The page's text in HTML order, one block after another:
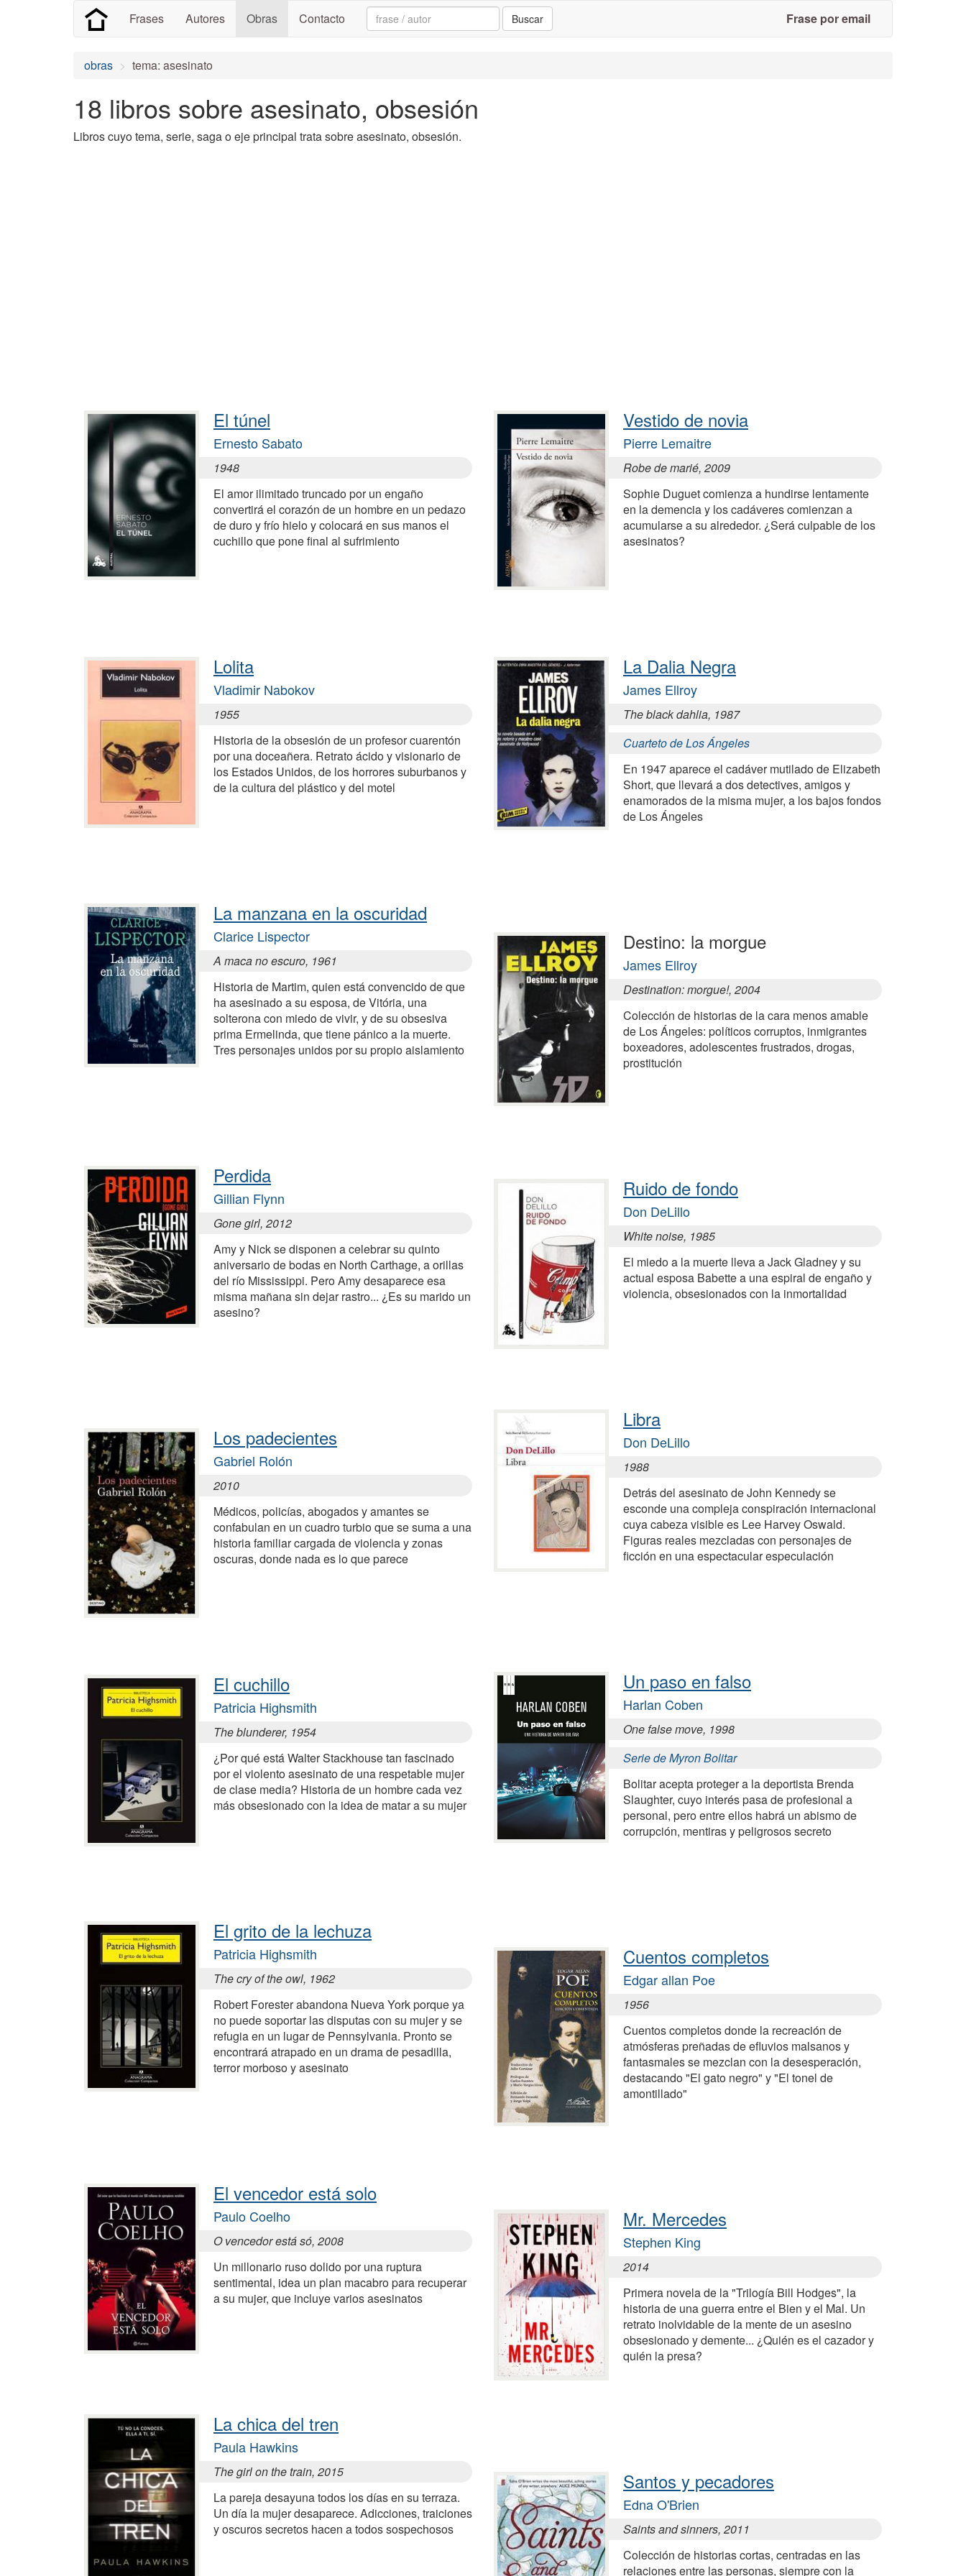
Frases Autores Obras Contacto Search: Buscar Frase por email
obras tema: asesinato
18 libros sobre asesinato, obsesión
Libros cuyo tema, serie, saga o eje principal trata sobre asesinato, obsesión.
El túnel
Ernesto Sabato
1948
El amor ilimitado truncado por un engaño
convertirá el corazón de un hombre en un pedazo
de duro y frío hielo y colocará en sus manos el
cuchillo que pone final al sufrimiento
Lolita
Vladimir Nabokov
1955
Historia de la obsesión de un profesor cuarentón
por una doceañera. Retrato ácido y visionario de
los Estados Unidos, de los horrores suburbanos y
de la cultura del plástico y del motel
La manzana en la oscuridad
Clarice Lispector
A maca no escuro, 1961
Historia de Martim, quien está convencido de que
ha asesinado a su esposa, de Vitória, una
solterona con miedo de vivir, y de su obsesiva
prima Ermelinda, que tiene pánico a la muerte.
Tres personajes unidos por su propio aislamiento
Perdida
Gillian Flynn
Gone girl, 2012
Amy y Nick se disponen a celebrar su quinto
aniversario de bodas en North Carthage, a orillas
del río Mississippi. Pero Amy desaparece esa
misma mañana sin dejar rastro... ¿Es su marido un
asesino?
Los padecientes
Gabriel Rolón
2010
Médicos, policías, abogados y amantes se
confabulan en un cuadro turbio que se suma a una
historia familiar cargada de violencia y zonas
oscuras, donde nada es lo que parece
El cuchillo
Patricia Highsmith
The blunderer, 1954
¿Por qué está Walter Stackhouse tan fascinado
por el violento asesinato de una respetable mujer
de clase media? Historia de un hombre cada vez
más obsesionado con la idea de matar a su mujer
El grito de la lechuza
Patricia Highsmith
The cry of the owl, 1962
Robert Forester abandona Nueva York porque ya
no puede soportar las disputas con su mujer y se
refugia en un lugar de Pennsylvania. Pronto se
encontrará atrapado en un drama de pesadilla,
terror morboso y asesinato
El vencedor está solo
Paulo Coelho
O vencedor está só, 2008
Un millonario ruso dolido por una ruptura
sentimental, idea un plan macabro para recuperar
a su mujer, que incluye varios asesinatos
La chica del tren
Paula Hawkins
The girl on the train, 2015
La pareja desayuna todos los días en su terraza.
Un día la mujer desaparece. Adicciones, traiciones
y oscuros secretos hacen a todos sospechosos
Vestido de novia
Pierre Lemaitre
Robe de marié, 2009
Sophie Duguet comienza a hundirse lentamente
en la demencia y los cadáveres comienzan a
acumularse a su alrededor. ¿Será culpable de los
asesinatos?
La Dalia Negra
James Ellroy
The black dahlia, 1987
Cuarteto de Los Ángeles
En 1947 aparece el cadáver mutilado de Elizabeth
Short, que llevará a dos detectives, amigos y
enamorados de la misma mujer, a los bajos fondos
de Los Ángeles
Destino: la morgue
James Ellroy
Destination: morgue!, 2004
Colección de historias de la cara menos amable
de Los Ángeles: políticos corruptos, inmigrantes
boxeadores, adolescentes frustrados, drogas,
prostitución
Ruido de fondo
Don DeLillo
White noise, 1985
El miedo a la muerte lleva a Jack Gladney y su
actual esposa Babette a una espiral de engaño y
violencia, obsesionados con la inmortalidad
Libra
Don DeLillo
1988
Detrás del asesinato de John Kennedy se
esconde una compleja conspiración internacional
cuya cabeza visible es Lee Harvey Oswald.
Figuras reales mezcladas con personajes de
ficción en una espectacular especulación
Un paso en falso
Harlan Coben
One false move, 1998
Serie de Myron Bolitar
Bolitar acepta proteger a la deportista Brenda
Slaughter, cuyo interés pasa de profesional a
personal, pero entre ellos habrá un abismo de
corrupción, mentiras y peligrosos secreto
Cuentos completos
Edgar allan Poe
1956
Cuentos completos donde la recreación de
atmósferas preñadas de efluvios malsanos y
fantasmales se mezclan con la desesperación,
destacando "El gato negro" y "El tonel de
amontillado"
Mr. Mercedes
Stephen King
2014
Primera novela de la "Trilogía Bill Hodges", la
historia de una guerra entre el Bien y el Mal. Un
retrato inolvidable de la mente de un asesino
obsesionado y demente... ¿Quién es el cazador y
quién la presa?
Santos y pecadores
Edna O'Brien
Saints and sinners, 2011
Colección de historias cortas, centradas en las
relaciones entre las personas, siempre con la